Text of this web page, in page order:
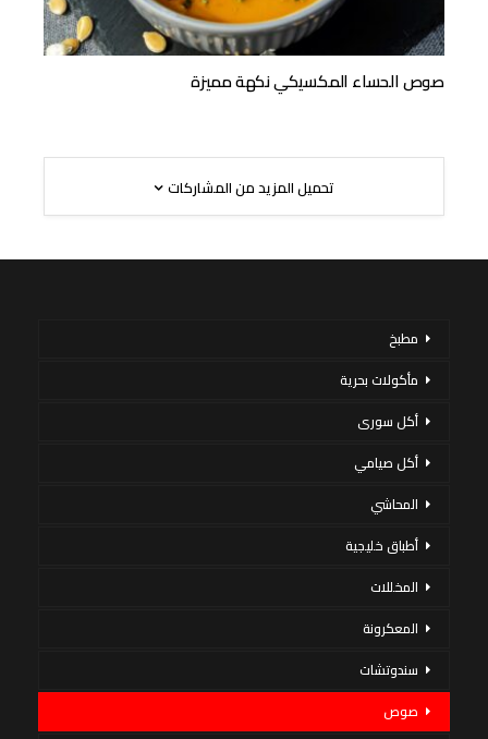
صوص الحساء المكسيكي نكهة مميزة
تحميل المزيد من المشاركات
مطبخ
مأكولات بحرية
أكل سورى
أكل صيامي
المحاشي
أطباق خليجية
المخللات
المعكرونة
سندوتشات
صوص